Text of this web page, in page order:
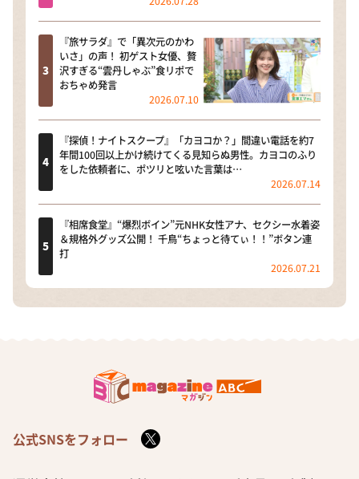
『旅サラダ』で「異次元のかわ
いさ」の声！ 初ゲスト女優、贅
沢すぎる“雲丹しゃぶ”食リポで
おちゃめ発言
2026.07.10
『探偵！ナイトスクープ』「カヨコか？」間違い電話を約7
年間100回以上かけ続けてくる見知らぬ男性。カヨコのふり
をした依頼者に、ポツリと呟いた言葉は…
2026.07.14
『相席食堂』“爆烈ボイン”元NHK女性アナ、セクシー水着姿
＆規格外グッズ公開！ 千鳥“ちょっと待てぃ！！”ボタン連
打
2026.07.21
公式SNSをフォロー